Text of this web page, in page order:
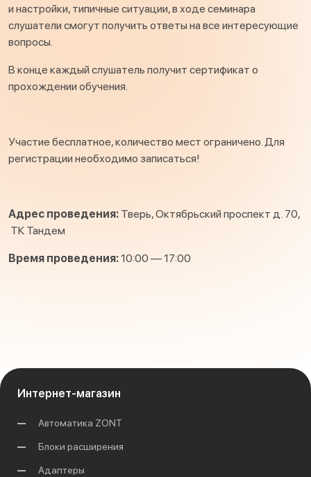
и настройки, типичные ситуации, в ходе семинара
слушатели смогут получить ответы на все интересующие
вопросы.
В конце каждый слушатель получит сертификат о
прохождении обучения.
Участие бесплатное, количество мест ограничено. Для
регистрации необходимо записаться!
Адрес проведения: Тверь, Октябрьский проспект д. 70,
ТК Тандем
Время проведения:10:00 — 17:00
Интернет-магазин
Автоматика ZONT
Блоки расширения
Адаптеры